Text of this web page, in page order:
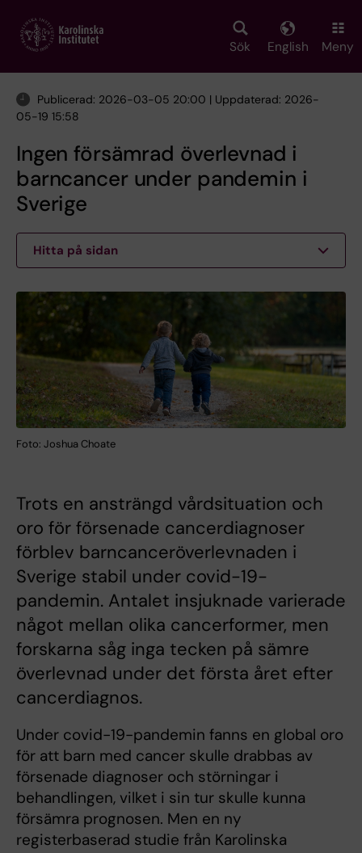
main
Sök English Meny
Publicerad: 2026-03-05 20:00 | Uppdaterad: 2026-
05-19 15:58
Ingen försämrad överlevnad i
barncancer under pandemin i
Sverige
Hitta på sidan
Foto: Joshua Choate
Trots en ansträngd vårdsituation och
oro för försenade cancerdiagnoser
förblev barncanceröverlevnaden i
Sverige stabil under covid-19-
pandemin. Antalet insjuknade varierade
något mellan olika cancerformer, men
forskarna såg inga tecken på sämre
överlevnad under det första året efter
cancerdiagnos.
Under covid-19-pandemin fanns en global oro
för att barn med cancer skulle drabbas av
försenade diagnoser och störningar i
behandlingen, vilket i sin tur skulle kunna
försämra prognosen. Men en ny
registerbaserad studie från Karolinska